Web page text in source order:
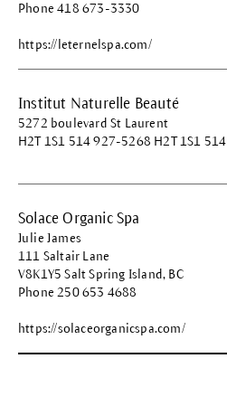
Phone 418 673-3330
https://leternelspa.com/
Institut Naturelle Beauté
5272 boulevard St Laurent
H2T 1S1 514 927-5268 H2T 1S1
Solace Organic Spa
Julie James
111 Saltair Lane
V8K1Y5 Salt Spring Island, BC
Phone 250 653 4688
https://solaceorganicspa.com/